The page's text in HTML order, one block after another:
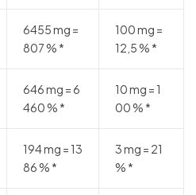
6455 mg =
807 % *
100 mg =
12,5 % *
646 mg = 6
460 % *
10 mg = 1
00 % *
194 mg = 13
86 % *
3 mg = 21
% *